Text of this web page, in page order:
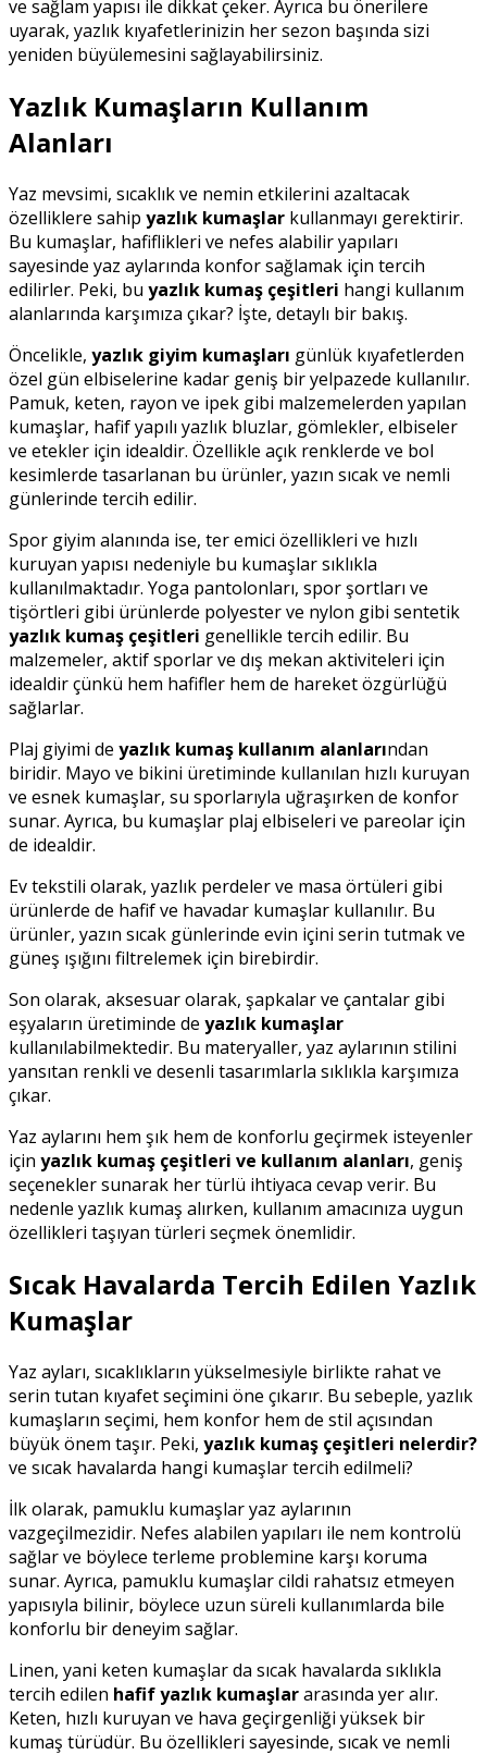
ve sağlam yapısı ile dikkat çeker. Ayrıca bu önerilere
uyarak, yazlık kıyafetlerinizin her sezon başında sizi
yeniden büyülemesini sağlayabilirsiniz.
Yazlık Kumaşların Kullanım
Alanları
Yaz mevsimi, sıcaklık ve nemin etkilerini azaltacak
özelliklere sahip yazlık kumaşlar kullanmayı gerektirir.
Bu kumaşlar, hafiflikleri ve nefes alabilir yapıları
sayesinde yaz aylarında konfor sağlamak için tercih
edilirler. Peki, bu yazlık kumaş çeşitleri hangi kullanım
alanlarında karşımıza çıkar? İşte, detaylı bir bakış.
Öncelikle, yazlık giyim kumaşları günlük kıyafetlerden
özel gün elbiselerine kadar geniş bir yelpazede kullanılır.
Pamuk, keten, rayon ve ipek gibi malzemelerden yapılan
kumaşlar, hafif yapılı yazlık bluzlar, gömlekler, elbiseler
ve etekler için idealdir. Özellikle açık renklerde ve bol
kesimlerde tasarlanan bu ürünler, yazın sıcak ve nemli
günlerinde tercih edilir.
Spor giyim alanında ise, ter emici özellikleri ve hızlı
kuruyan yapısı nedeniyle bu kumaşlar sıklıkla
kullanılmaktadır. Yoga pantolonları, spor şortları ve
tişörtleri gibi ürünlerde polyester ve nylon gibi sentetik
yazlık kumaş çeşitleri genellikle tercih edilir. Bu
malzemeler, aktif sporlar ve dış mekan aktiviteleri için
idealdir çünkü hem hafifler hem de hareket özgürlüğü
sağlarlar.
Plaj giyimi de yazlık kumaş kullanım alanlarından
biridir. Mayo ve bikini üretiminde kullanılan hızlı kuruyan
ve esnek kumaşlar, su sporlarıyla uğraşırken de konfor
sunar. Ayrıca, bu kumaşlar plaj elbiseleri ve pareolar için
de idealdir.
Ev tekstili olarak, yazlık perdeler ve masa örtüleri gibi
ürünlerde de hafif ve havadar kumaşlar kullanılır. Bu
ürünler, yazın sıcak günlerinde evin içini serin tutmak ve
güneş ışığını filtrelemek için birebirdir.
Son olarak, aksesuar olarak, şapkalar ve çantalar gibi
eşyaların üretiminde de yazlık kumaşlar
kullanılabilmektedir. Bu materyaller, yaz aylarının stilini
yansıtan renkli ve desenli tasarımlarla sıklıkla karşımıza
çıkar.
Yaz aylarını hem şık hem de konforlu geçirmek isteyenler
için yazlık kumaş çeşitleri ve kullanım alanları, geniş
seçenekler sunarak her türlü ihtiyaca cevap verir. Bu
nedenle yazlık kumaş alırken, kullanım amacınıza uygun
özellikleri taşıyan türleri seçmek önemlidir.
Sıcak Havalarda Tercih Edilen Yazlık
Kumaşlar
Yaz ayları, sıcaklıkların yükselmesiyle birlikte rahat ve
serin tutan kıyafet seçimini öne çıkarır. Bu sebeple, yazlık
kumaşların seçimi, hem konfor hem de stil açısından
büyük önem taşır. Peki, yazlık kumaş çeşitleri nelerdir?
ve sıcak havalarda hangi kumaşlar tercih edilmeli?
İlk olarak, pamuklu kumaşlar yaz aylarının
vazgeçilmezidir. Nefes alabilen yapıları ile nem kontrolü
sağlar ve böylece terleme problemine karşı koruma
sunar. Ayrıca, pamuklu kumaşlar cildi rahatsız etmeyen
yapısıyla bilinir, böylece uzun süreli kullanımlarda bile
konforlu bir deneyim sağlar.
Linen, yani keten kumaşlar da sıcak havalarda sıklıkla
tercih edilen hafif yazlık kumaşlararasında yer alır.
Keten, hızlı kuruyan ve hava geçirgenliği yüksek bir
kumaş türüdür. Bu özellikleri sayesinde, sıcak ve nemli